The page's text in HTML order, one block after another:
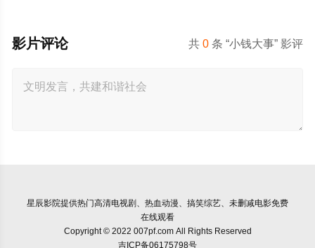
共0 条 “小钱大事” 影评
影片评论
星辰影院提供热门高清电视剧、热血动漫、搞笑综艺、未删减电影免费
在线观看
Copyright © 2022 007pf.com All Rights Reserved
吉ICP备06175798号